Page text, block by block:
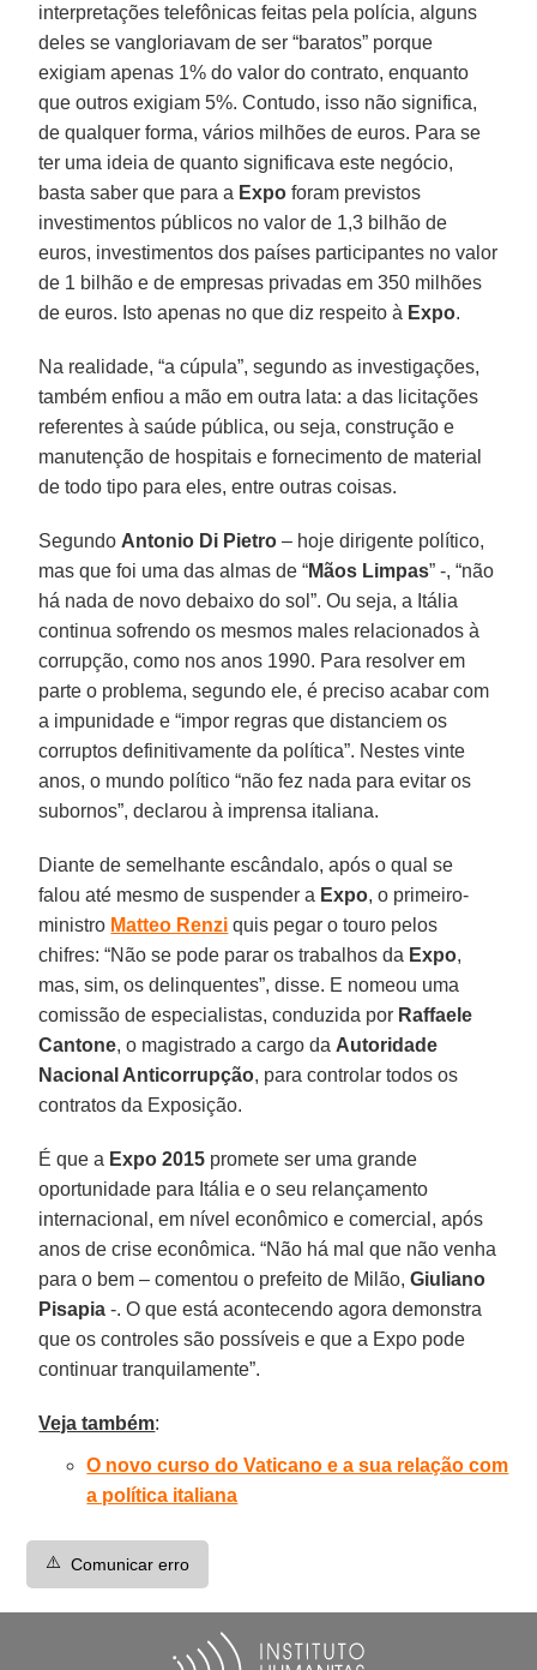
interpretações telefônicas feitas pela polícia, alguns
deles se vangloriavam de ser “baratos” porque
exigiam apenas 1% do valor do contrato, enquanto
que outros exigiam 5%. Contudo, isso não significa,
de qualquer forma, vários milhões de euros. Para se
ter uma ideia de quanto significava este negócio,
basta saber que para a Expo foram previstos
investimentos públicos no valor de 1,3 bilhão de
euros, investimentos dos países participantes no valor
de 1 bilhão e de empresas privadas em 350 milhões
de euros. Isto apenas no que diz respeito à Expo.
Na realidade, “a cúpula”, segundo as investigações,
também enfiou a mão em outra lata: a das licitações
referentes à saúde pública, ou seja, construção e
manutenção de hospitais e fornecimento de material
de todo tipo para eles, entre outras coisas.
Segundo Antonio Di Pietro – hoje dirigente político,
mas que foi uma das almas de “Mãos Limpas” -, “não
há nada de novo debaixo do sol”. Ou seja, a Itália
continua sofrendo os mesmos males relacionados à
corrupção, como nos anos 1990. Para resolver em
parte o problema, segundo ele, é preciso acabar com
a impunidade e “impor regras que distanciem os
corruptos definitivamente da política”. Nestes vinte
anos, o mundo político “não fez nada para evitar os
subornos”, declarou à imprensa italiana.
Diante de semelhante escândalo, após o qual se
falou até mesmo de suspender a Expo, o primeiro-
ministro Matteo Renzi quis pegar o touro pelos
chifres: “Não se pode parar os trabalhos da Expo,
mas, sim, os delinquentes”, disse. E nomeou uma
comissão de especialistas, conduzida por Raffaele
Cantone, o magistrado a cargo da Autoridade
Nacional Anticorrupção, para controlar todos os
contratos da Exposição.
É que a Expo 2015 promete ser uma grande
oportunidade para Itália e o seu relançamento
internacional, em nível econômico e comercial, após
anos de crise econômica. “Não há mal que não venha
para o bem – comentou o prefeito de Milão,Giuliano
Pisapia -. O que está acontecendo agora demonstra
que os controles são possíveis e que a Expo pode
continuar tranquilamente”.
Veja também:
O novo curso do Vaticano e a sua relação com
a política italiana
⚠️ Comunicar erro